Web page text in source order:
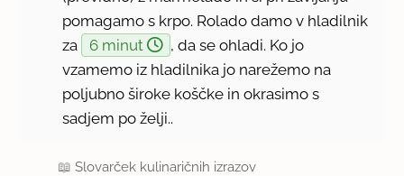
pomagamo s krpo. Rolado damo v hladilnik
za
6 minut
, da se ohladi. Ko jo
vzamemo iz hladilnika jo narežemo na
poljubno široke koščke in okrasimo s
sadjem po želji..
📖Slovarček kulinaričnih izrazov